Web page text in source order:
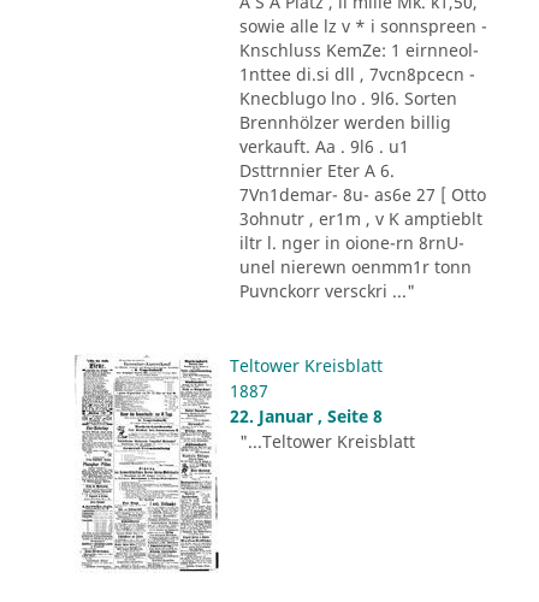
sowie alle lz v * i sonnspreen -
Knschluss KemZe: 1 eirnneol-
1nttee di.si dll , 7vcn8pcecn -
Knecblugo lno . 9l6. Sorten
Brennhölzer werden billig
verkauft. Aa . 9l6 . u1
Dsttrnnier Eter A 6.
7Vn1demar- 8u- as6e 27 [ Otto
3ohnutr , er1m , v K amptieblt
iltr l. nger in oione-rn 8rnU-
unel nierewn oenmm1r tonn
Puvnckorr versckri ..."
Teltower Kreisblatt
1887
22. Januar , Seite 8
"...Teltower Kreisblatt